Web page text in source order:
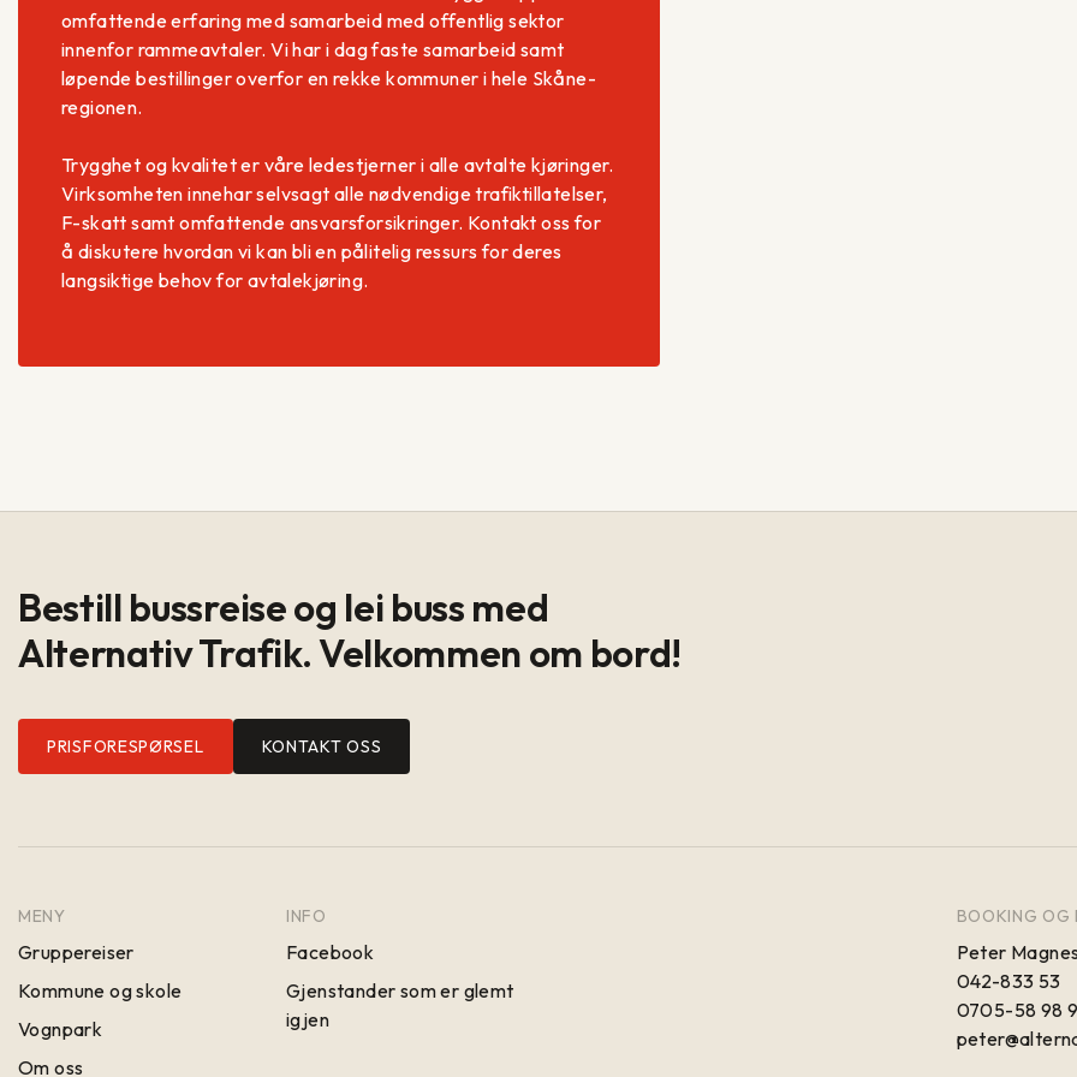
omfattende erfaring med samarbeid med offentlig sektor
innenfor rammeavtaler. Vi har i dag faste samarbeid samt
løpende bestillinger overfor en rekke kommuner i hele Skåne-
regionen.
Trygghet og kvalitet er våre ledestjerner i alle avtalte kjøringer.
Virksomheten innehar selvsagt alle nødvendige trafiktillatelser,
F-skatt samt omfattende ansvarsforsikringer. Kontakt oss for
å diskutere hvordan vi kan bli en pålitelig ressurs for deres
langsiktige behov for avtalekjøring.
Bestill bussreise og lei buss med
Alternativ Trafik. Velkommen om bord!
PRISFORESPØRSEL KONTAKT OSS
MENY
Gruppereiser
Kommune og skole
Vognpark
Om oss
INFO
Facebook
Gjenstander som er glemt
igjen
BOOKING OG
Peter
042-833 53
0705-58 98